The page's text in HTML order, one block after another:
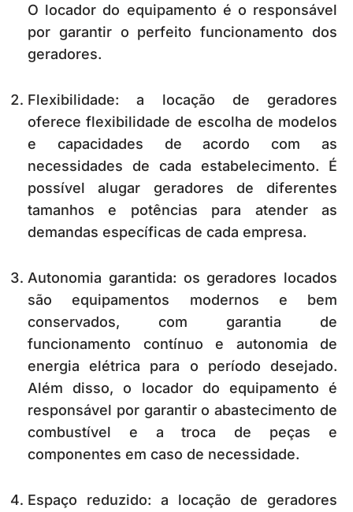
O locador do equipamento é o responsável
por garantir o perfeito funcionamento dos
geradores.
Flexibilidade: a locação de geradores
oferece flexibilidade de escolha de modelos
e capacidades de acordo com as
necessidades de cada estabelecimento. É
possível alugar geradores de diferentes
tamanhos e potências para atender as
demandas específicas de cada empresa.
Autonomia garantida: os geradores locados
são equipamentos modernos e bem
conservados, com garantia de
funcionamento contínuo e autonomia de
energia elétrica para o período desejado.
Além disso, o locador do equipamento é
responsável por garantir o abastecimento de
combustível e a troca de peças e
componentes em caso de necessidade.
Espaço reduzido: a locação de geradores